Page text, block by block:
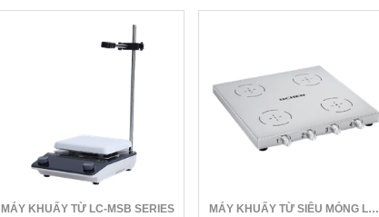
MÁY KHUẤY TỪ LC-MSB SERIES
MÁY KHUẤY TỪ SIÊU MỎNG LC-